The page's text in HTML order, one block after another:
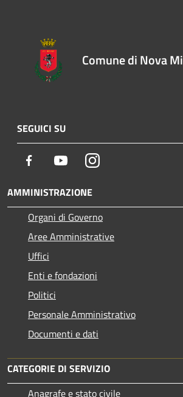
Comune di Nova
SEGUICI SU
Facebook YoutubeInstagram
AMMINISTRAZIONE
Organi di Governo
Aree Amministrative
Uffici
Enti e fondazioni
Politici
Personale Amministrativo
Documenti e dati
CATEGORIE DI SERVIZIO
Anagrafe e stato civile